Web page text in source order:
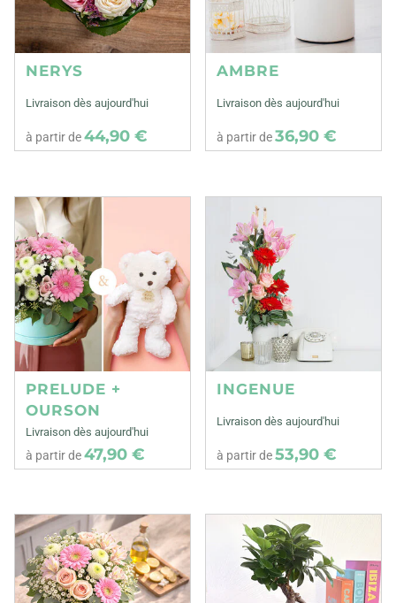
NERYS
Livraison dès aujourd'hui
à partir de44,90 €
AMBRE
Livraison dès aujourd'hui
à partir de36,90 €
PRELUDE +
OURSON
Livraison dès aujourd'hui
à partir de47,90 €
INGENUE
Livraison dès aujourd'hui
à partir de53,90 €